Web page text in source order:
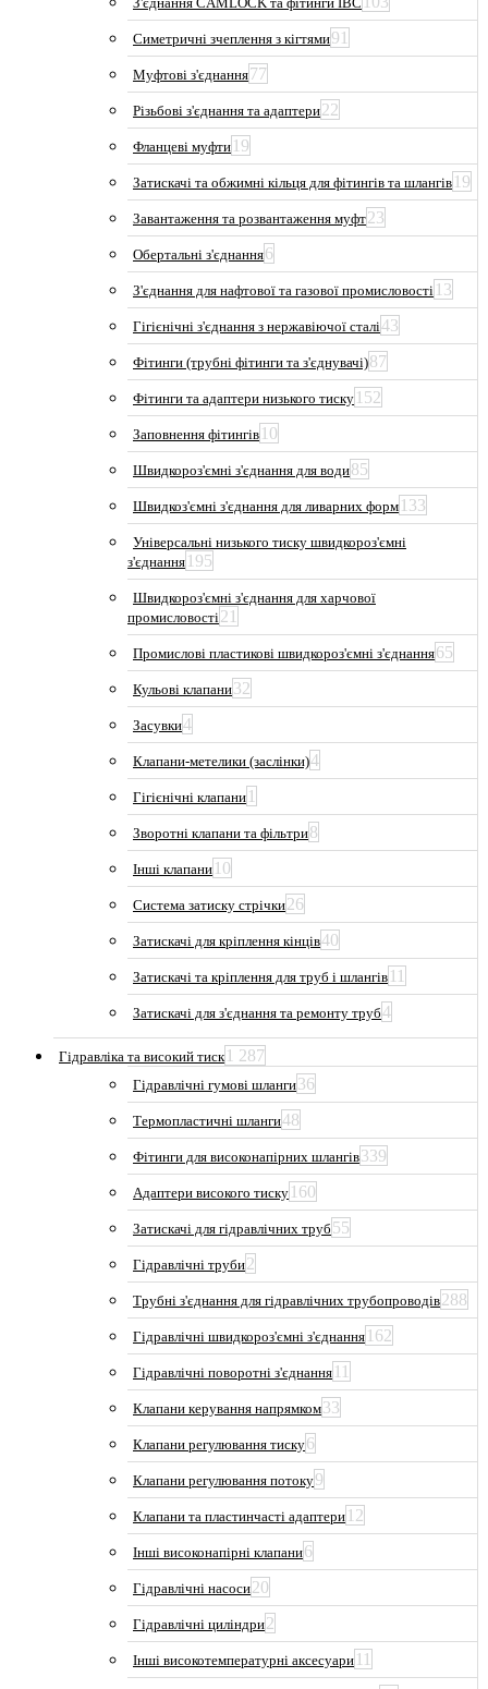
Симетричні зчеплення з кігтями91
Муфтові з'єднання77
Різьбові з'єднання та адаптери22
Фланцеві муфти 19
Затискачі та обжимні кільця для фітингів та шлангів 19
Завантаження та розвантаження муфт23
Обертальні з'єднання6
З'єднання для нафтової та газової промисловості 13
Гігієнічні з'єднання з нержавіючої сталі43
Фітинги (трубні фітинги та з'єднувачі)87
Фітинги та адаптери низького тиску 152
Заповнення фітингів 10
Швидкороз'ємні з'єднання для води85
Швидкоз'ємні з'єднання для ливарних форм 133
Універсальні низького тиску швидкороз'ємні
з'єднання 195
Швидкороз'ємні з'єднання для харчової
промисловості 21
Промислові пластикові швидкороз'ємні з'єднання65
Кульові клапани32
Засувки4
Клапани-метелики (заслінки)4
Гігієнічні клапани 1
Зворотні клапани та фільтри8
Інші клапани 10
Система затиску стрічки26
Затискачі для кріплення кінців40
Затискачі та кріплення для труб і шлангів 11
Затискачі для з'єднання та ремонту труб4
Гідравліка та високий тиск 1 287
Гідравлічні гумові шланги36
Термопластичні шланги48
Фітинги для високонапірних шлангів339
Адаптери високого тиску 160
Затискачі для гідравлічних труб 55
Гідравлічні труби2
Трубні з'єднання для гідравлічних трубопроводів288
Гідравлічні швидкороз'ємні з'єднання 162
Гідравлічні поворотні з'єднання 11
Клапани керування напрямком33
Клапани регулювання тиску6
Клапани регулювання потоку9
Клапани та пластинчасті адаптери 12
Інші високонапірні клапани6
Гідравлічні насоси20
Гідравлічні циліндри2
Інші високотемпературні аксесуари 11